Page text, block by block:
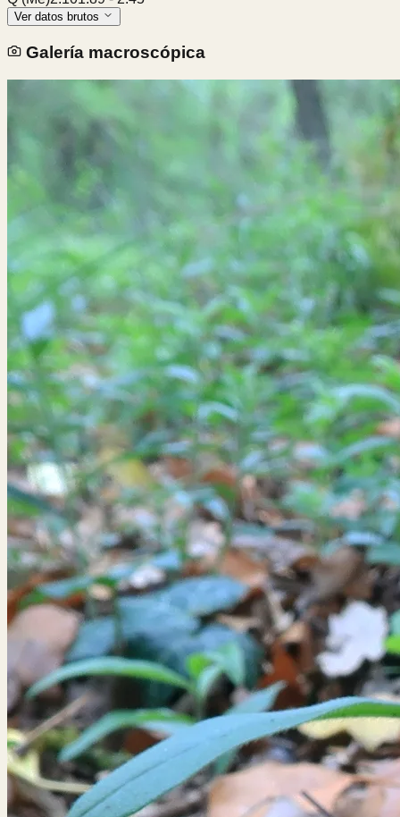
Ver datos brutos
Galería macroscópica